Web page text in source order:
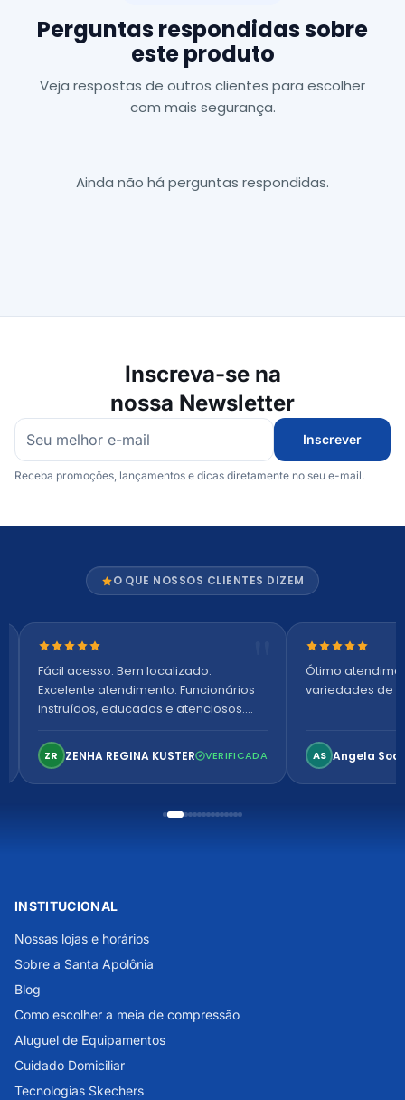
Perguntas respondidas sobre
este produto
Veja respostas de outros clientes para escolher
com mais segurança.
Ainda não há perguntas respondidas.
Inscreva-se na
nossa Newsletter
Inscrever
Receba promoções, lançamentos e dicas diretamente no seu e-mail.
O QUE NOSSOS CLIENTES DIZEM
Nota 5 de 5 estrelas
Fácil acesso. Bem localizado.
Excelente atendimento. Funcionários
instruídos, educados e atenciosos.
confortável. Perfeito!
ZR ZENHA REGINA KUSTER VERIFICADA
Nota 5 de 5
Ótimo
variedades de
AS Angela
INSTITUCIONAL
Nossas lojas e horários
Sobre a Santa Apolônia
Blog
Como escolher a meia de compressão
Aluguel de Equipamentos
Cuidado Domiciliar
Tecnologias Skechers